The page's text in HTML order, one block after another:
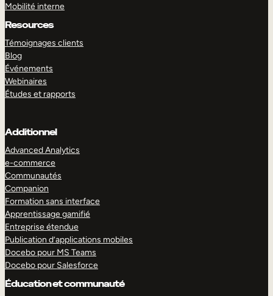
Mobilité interne
Resources
Témoignages clients
Blog
Événements
Webinaires
Études et rapports
Additionnel
Advanced Analytics
e-commerce
Communautés
Companion
Formation sans interface
Apprentissage gamifié
Entreprise étendue
Publication d’applications mobiles
Docebo pour MS Teams
Docebo pour Salesforce
Éducation et communauté